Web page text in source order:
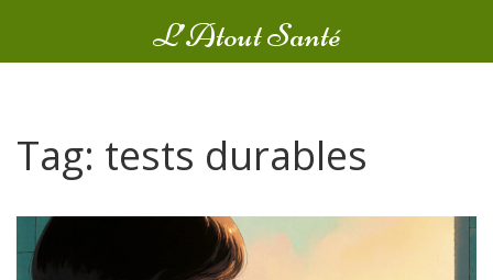
L’Atout Santé
Tag: tests durables